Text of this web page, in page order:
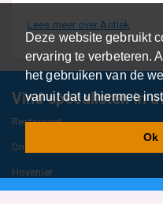
Deze website gebruikt
ervaring te verbeteren.
het gebruiken van de
vanuit dat u hiermee
Ok
Lees meer over Antiek
Vind specalisten in
Restaurant
Onderwijs en Opleidingen
Hovenier